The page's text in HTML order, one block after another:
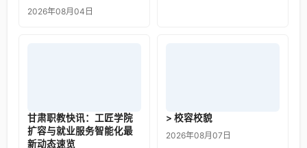
2026年08月04日
甘肃职教快讯：工匠学院
扩容与就业服务智能化最
新动态速览
> 校容校貌
2026年08月07日